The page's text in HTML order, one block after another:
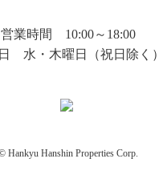
営業時間 10:00～18:00
水・木曜日（祝日除く）
Hankyu Hanshin Properties Corp.